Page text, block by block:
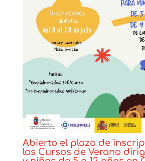
Abierto el plazo de
los Cursos de Verano